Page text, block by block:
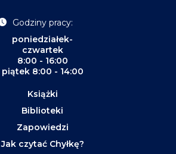
Godziny pracy:
poniedziałek-
czwartek
8:00 - 16:00
piątek 8:00 - 14:00
Książki
Biblioteki
Zapowiedzi
Jak czytać Chyłkę?